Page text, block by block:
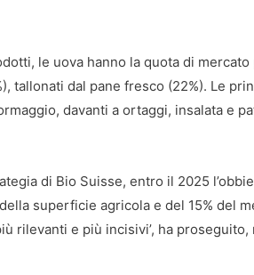
le uova hanno la quota di mercato
tallonati dal pane fresco (22%). Le
davanti a ortaggi, insalata e
di Bio Suisse, entro il 2025
superficie agricola e del 15% del
rilevanti e più incisivi’, ha proseguito,